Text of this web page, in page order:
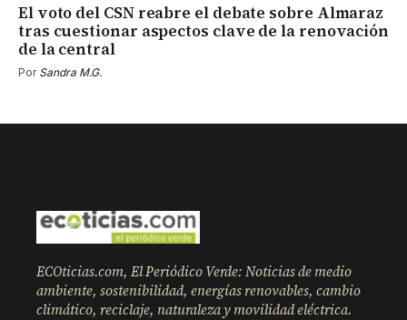
El voto del CSN reabre el debate sobre Almaraz
tras cuestionar aspectos clave de la renovación
de la central
Por Sandra M.G.
ECOticias.com, El Periódico Verde: Noticias de medio
ambiente, sostenibilidad, energías renovables, cambio
climático, reciclaje, naturaleza y movilidad eléctrica.